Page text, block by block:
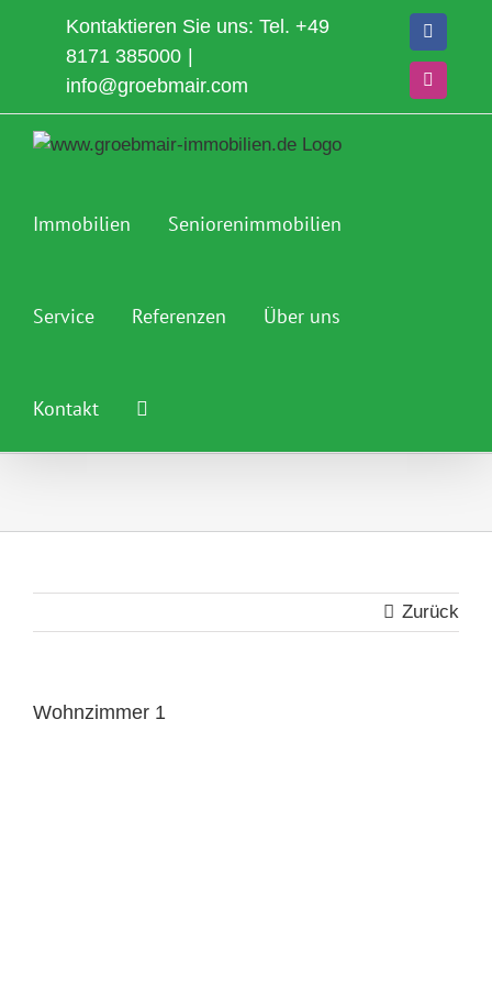
springen
Kontaktieren Sie uns: Tel. +49
8171 385000 |
info@groebmair.com
Immobilien Seniorenimmobilien
Service Referenzen Über uns
Kontakt
Zurück
Wohnzimmer 1